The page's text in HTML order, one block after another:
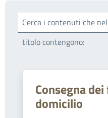
Cerca i contenuti che nel
titolo contengono:
Consegna
domicilio